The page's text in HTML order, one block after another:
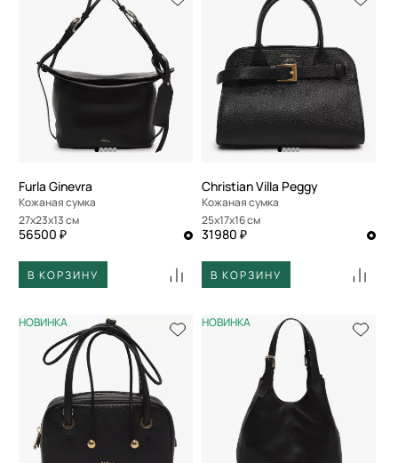
Furla Ginevra
Кожаная сумка
27x23x13 см
56500 ₽
В КОРЗИНУ
Christian Villa Peggy
Кожаная сумка
25x17x16 см
31980 ₽
В КОРЗИНУ
НОВИНКА НОВИНКА